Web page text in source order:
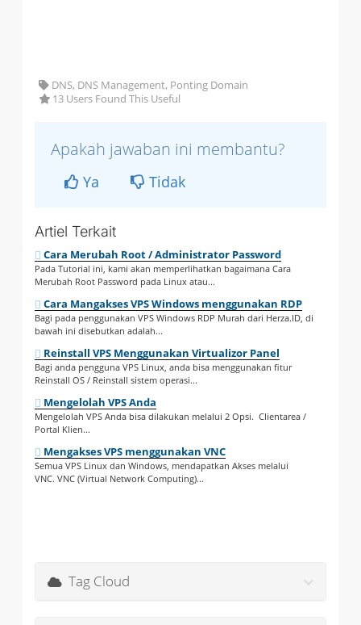
DNS, DNS Management, Ponting Domain
13 Users Found This Useful
Apakah jawaban ini membantu?
Ya Tidak
Artiel Terkait
Cara Merubah Root / Administrator Password
Pada Tutorial ini, kami akan memperlihatkan bagaimana Cara
Merubah Root Password pada Linux atau...
Cara Mangakses VPS Windows menggunakan RDP
Bagi pada penggunakan VPS Windows RDP Murah dari Herza.ID, di
bawah ini disebutkan adalah...
Reinstall VPS Menggunakan Virtualizor Panel
Bagi anda pengguna VPS Linux, anda bisa menggunakan fitur
Reinstall OS / Reinstall sistem operasi...
Mengelolah VPS Anda
Mengelolah VPS Anda bisa dilakukan melalui 2 Opsi. Clientarea /
Portal Klien...
Mengakses VPS menggunakan VNC
Semua VPS Linux dan Windows, mendapatkan Akses melalui
VNC. VNC (Virtual Network Computing)...
Tag Cloud